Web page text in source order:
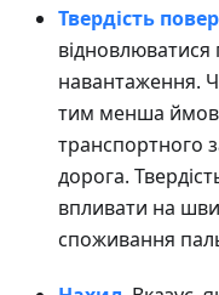
Твердість
відновлюватися
навантаження.
тим менша
транспортного
дорога.
впливати на
споживання